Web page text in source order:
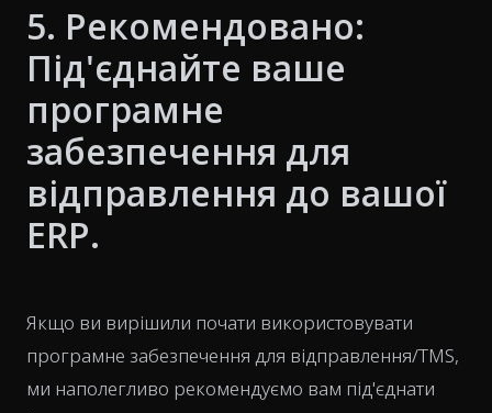
5. Рекомендовано:
Під'єднайте ваше
програмне
забезпечення для
відправлення до вашої
ERP.
Якщо ви вирішили почати використовувати
програмне забезпечення для відправлення/TMS,
ми наполегливо рекомендуємо вам під'єднати